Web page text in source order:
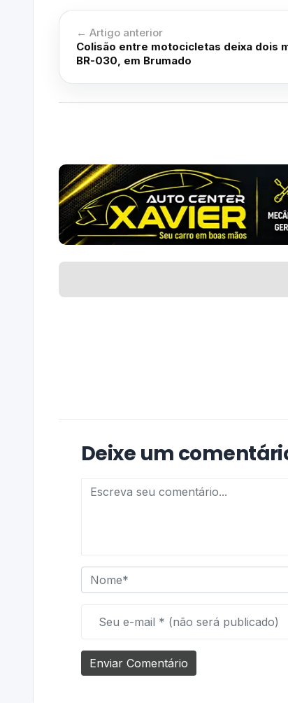
← Artigo anterior
Colisão entre motocicletas deixa dois
BR-030, em Brumado
Deixe um